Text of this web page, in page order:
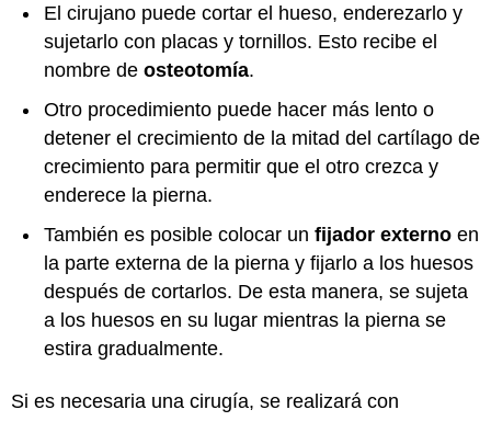
El cirujano puede cortar el hueso, enderezarlo y
sujetarlo con placas y tornillos. Esto recibe el
nombre de osteotomía.
Otro procedimiento puede hacer más lento o
detener el crecimiento de la mitad del cartílago de
crecimiento para permitir que el otro crezca y
enderece la pierna.
También es posible colocar un fijador externo en
la parte externa de la pierna y fijarlo a los huesos
después de cortarlos. De esta manera, se sujeta
a los huesos en su lugar mientras la pierna se
estira gradualmente.
Si es necesaria una cirugía, se realizará con